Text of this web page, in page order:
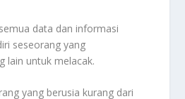
data dan informasi
seseorang yang
lain untuk melacak.
yang berusia kurang dari